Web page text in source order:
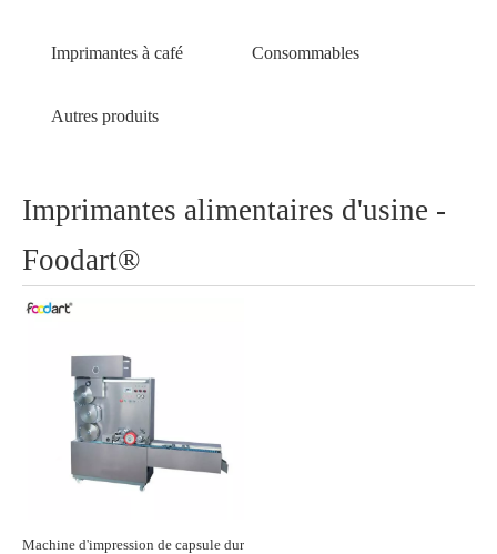
Imprimantes à café Consommables
Autres produits
Imprimantes alimentaires d'usine -
Foodart®
Machine d'impression de capsule dur